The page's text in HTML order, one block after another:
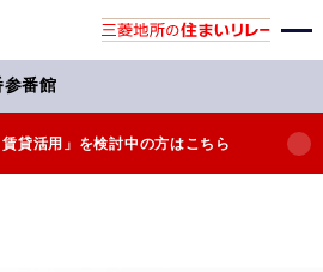
参番館
賃貸活用」を検討中の方はこちら